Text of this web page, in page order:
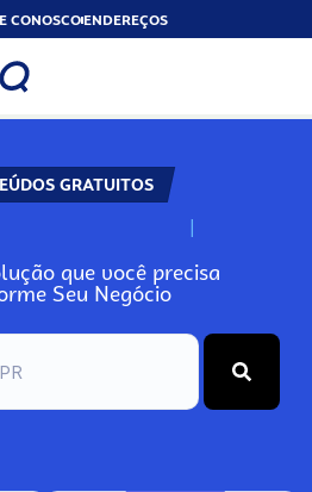
CONOSCOENDEREÇOS
GRATUITOS
N
que você precisa
Seu Negócio